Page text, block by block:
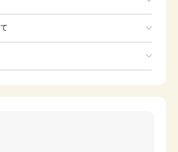
花が芽吹くため、春の花の象徴でもある
事の始まりを意味するとされています。
問わずご着用いただけます。
式をすべて含みます。
內搭衣